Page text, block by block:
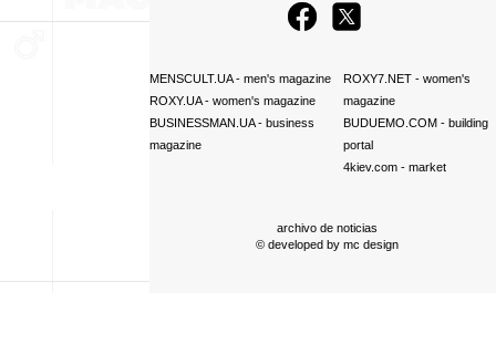
MENSCULT.UA- men's magazine
ROXY.UA- women's magazine
BUSINESSMAN.UA- business
magazine
ROXY7.NET- women's
magazine
BUDUEMO.COM- building
portal
4kiev.com- market
archivo de noticias
© developed by mc design